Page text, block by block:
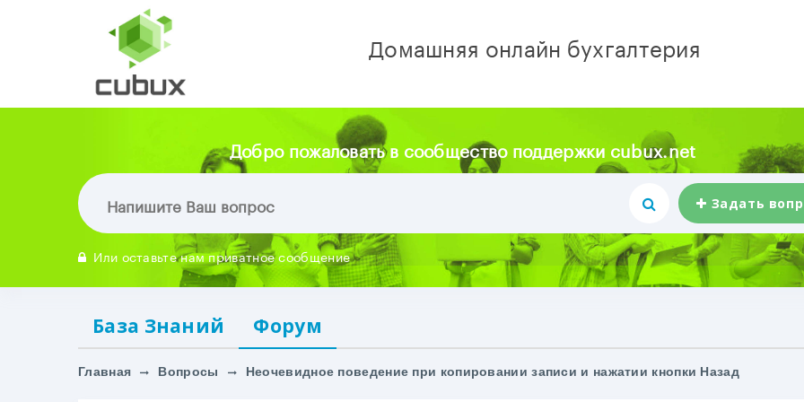
Домашняя онлайн бухгалтерия
Добро пожаловать в сообщество поддержки cubux.net
Задать
Или оставьте нам приватное сообщение
База Знаний Форум
Главная Вопросы Неочевидное поведение при копировании записи и нажатии кнопки Назад